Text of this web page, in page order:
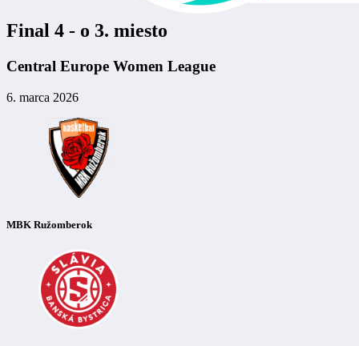
Final 4 - o 3. miesto
Central Europe Women League
6. marca 2026
MBK Ružomberok